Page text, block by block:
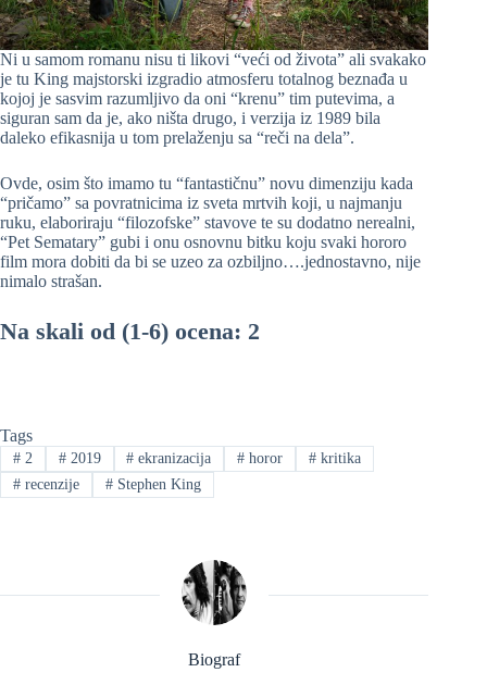
Ni u samom romanu nisu ti likovi “veći od života” ali svakako
je tu King majstorski izgradio atmosferu totalnog beznađa u
kojoj je sasvim razumljivo da oni “krenu” tim putevima, a
siguran sam da je, ako ništa drugo, i verzija iz 1989 bila
daleko efikasnija u tom prelaženju sa “reči na dela”.
Ovde, osim što imamo tu “fantastičnu” novu dimenziju kada
“pričamo” sa povratnicima iz sveta mrtvih koji, u najmanju
ruku, elaboriraju “filozofske” stavove te su dodatno nerealni,
“Pet Sematary” gubi i onu osnovnu bitku koju svaki hororo
film mora dobiti da bi se uzeo za ozbiljno….jednostavno, nije
nimalo strašan.
Na skali od (1-6) ocena: 2
Tags
#2 #2019 # ekranizacija # horor # kritika
#recenzije #Stephen King
Biograf